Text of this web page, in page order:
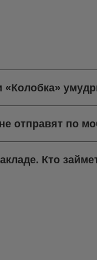
отправят по
Кто